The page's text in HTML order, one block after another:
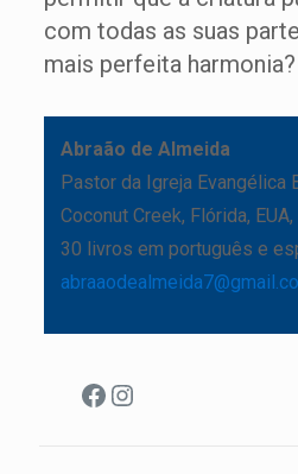
com todas as suas
mais perfeita harmonia?
Abraão de Almeida
Pastor da Igreja Evangélica
Coconut Creek, Flórida,
30 livros em português e
Facebook
Instagram